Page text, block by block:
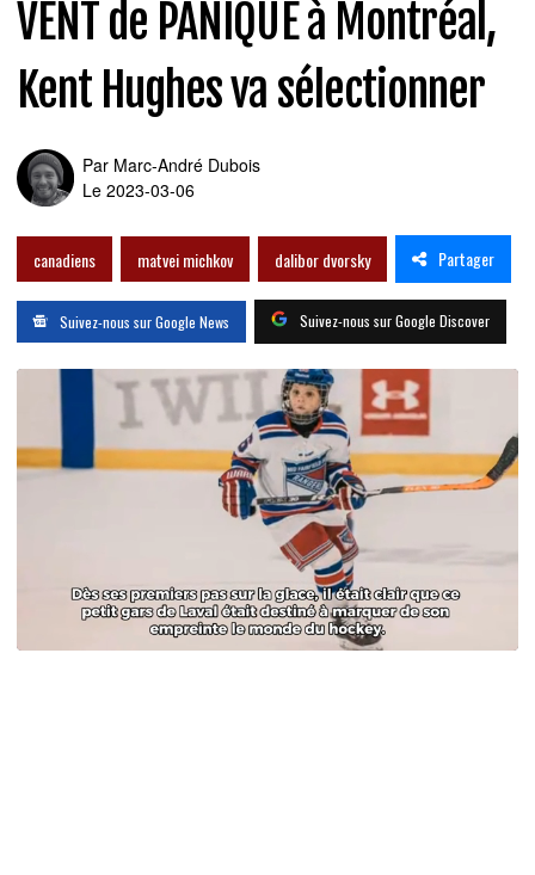
VENT de PANIQUE à Montréal,
Kent Hughes va sélectionner
Par Marc-André Dubois
Le 2023-03-06
canadiens matvei michkov dalibor dvorsky Partager
Suivez-nous sur Google News Suivez-nous sur Google Discover